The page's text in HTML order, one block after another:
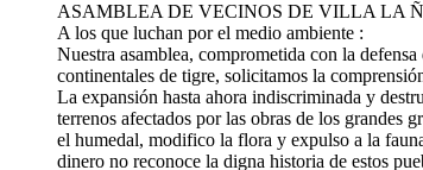
ASAMBLEA DE VECINOS DE VILLA LA
A los que luchan por el medio ambiente :
Nuestra asamblea, comprometida con la
continentales de tigre, solicitamos la
La expansión hasta ahora indiscriminada y
terrenos afectados por las obras de los grandes
el humedal, modifico la flora y expulso a la
dinero no reconoce la digna historia de estos